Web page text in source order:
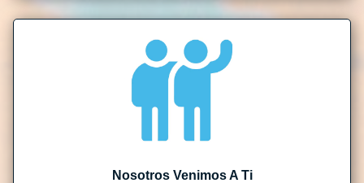
Nosotros Venimos A Ti